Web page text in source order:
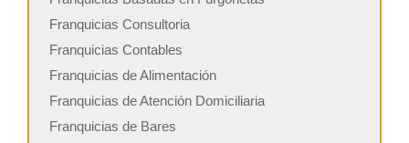
Franquicias Consultoria
Franquicias Contables
Franquicias de Alimentación
Franquicias de Atención Domiciliaria
Franquicias de Bares